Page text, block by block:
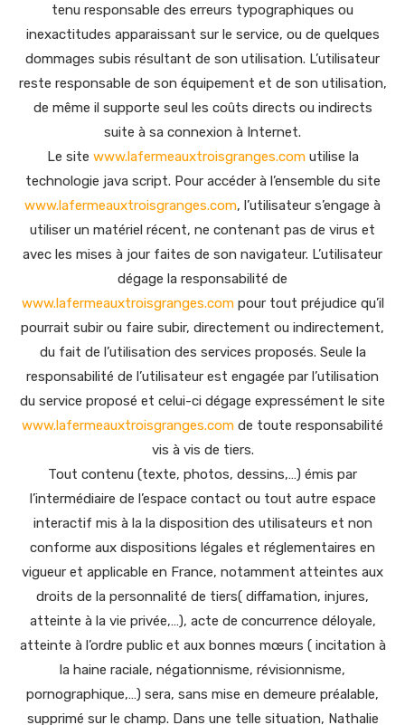
tenu responsable des erreurs typographiques ou
inexactitudes apparaissant sur le service, ou de quelques
dommages subis résultant de son utilisation. L’utilisateur
reste responsable de son équipement et de son utilisation,
de même il supporte seul les coûts directs ou indirects
suite à sa connexion à Internet.
Le site www.lafermeauxtroisgranges.comutilise la
technologie java script. Pour accéder à l’ensemble du site
www.lafermeauxtroisgranges.com, l’utilisateur s’engage à
utiliser un matériel récent, ne contenant pas de virus et
avec les mises à jour faites de son navigateur. L’utilisateur
dégage la responsabilité de
www.lafermeauxtroisgranges.compour tout préjudice qu’il
pourrait subir ou faire subir, directement ou indirectement,
du fait de l’utilisation des services proposés. Seule la
responsabilité de l’utilisateur est engagée par l’utilisation
du service proposé et celui-ci dégage expressément le site
www.lafermeauxtroisgranges.com de toute responsabilité
vis à vis de tiers.
Tout contenu (texte, photos, dessins,…) émis par
l’intermédiaire de l’espace contact ou tout autre espace
interactif mis à la la disposition des utilisateurs et non
conforme aux dispositions légales et réglementaires en
vigueur et applicable en France, notamment atteintes aux
droits de la personnalité de tiers( diffamation, injures,
atteinte à la vie privée,…), acte de concurrence déloyale,
atteinte à l’ordre public et aux bonnes mœurs ( incitation à
la haine raciale, négationnisme, révisionnisme,
pornographique,…) sera, sans mise en demeure préalable,
supprimé sur le champ. Dans une telle situation, Nathalie